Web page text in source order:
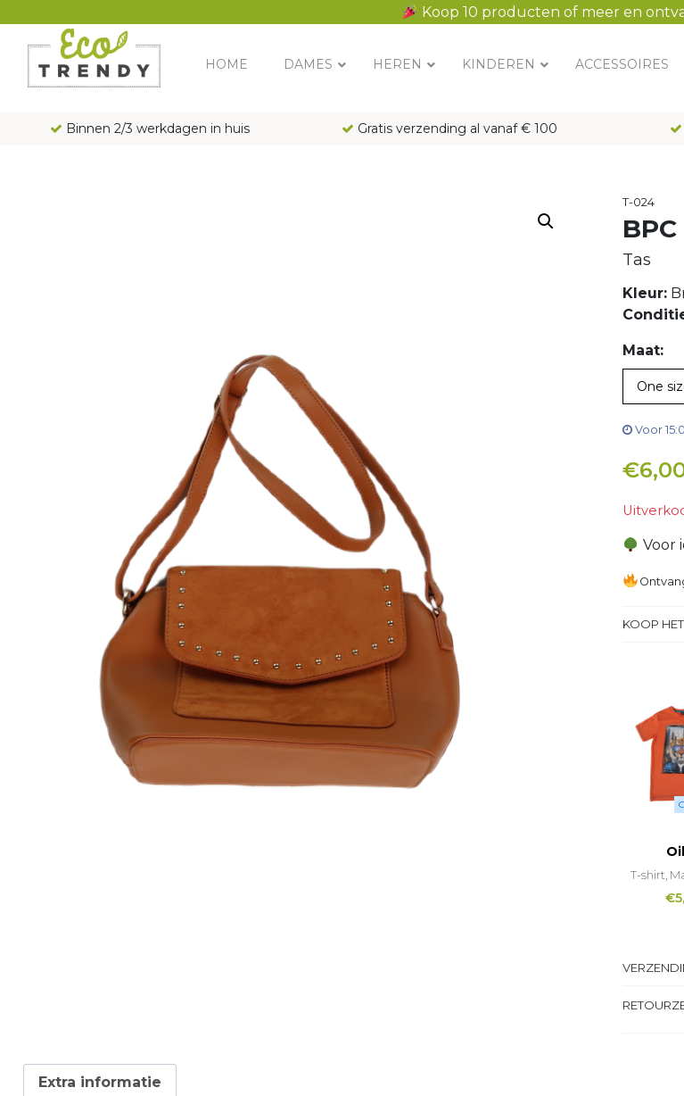
Koop 10 producten of meer en
Main Navigation
HOME DAMES HEREN KINDEREN ACCESSOIRES
Binnen 2/3 werkdagen in huis Gratis verzending al vanaf € 100
T-024
BPC
Tas
Kleur:
Maat:
One
Voor
€
Voor
KOOP
T-shirt,
€
Extra informatie